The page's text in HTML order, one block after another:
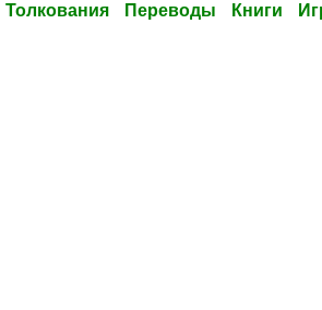
Толкования Переводы Книги